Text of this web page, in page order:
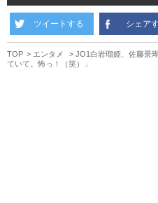
ツイートする シェア
TOP エンタメ
JO1白岩瑠姫、佐藤景
ていて。怖っ！（笑）」